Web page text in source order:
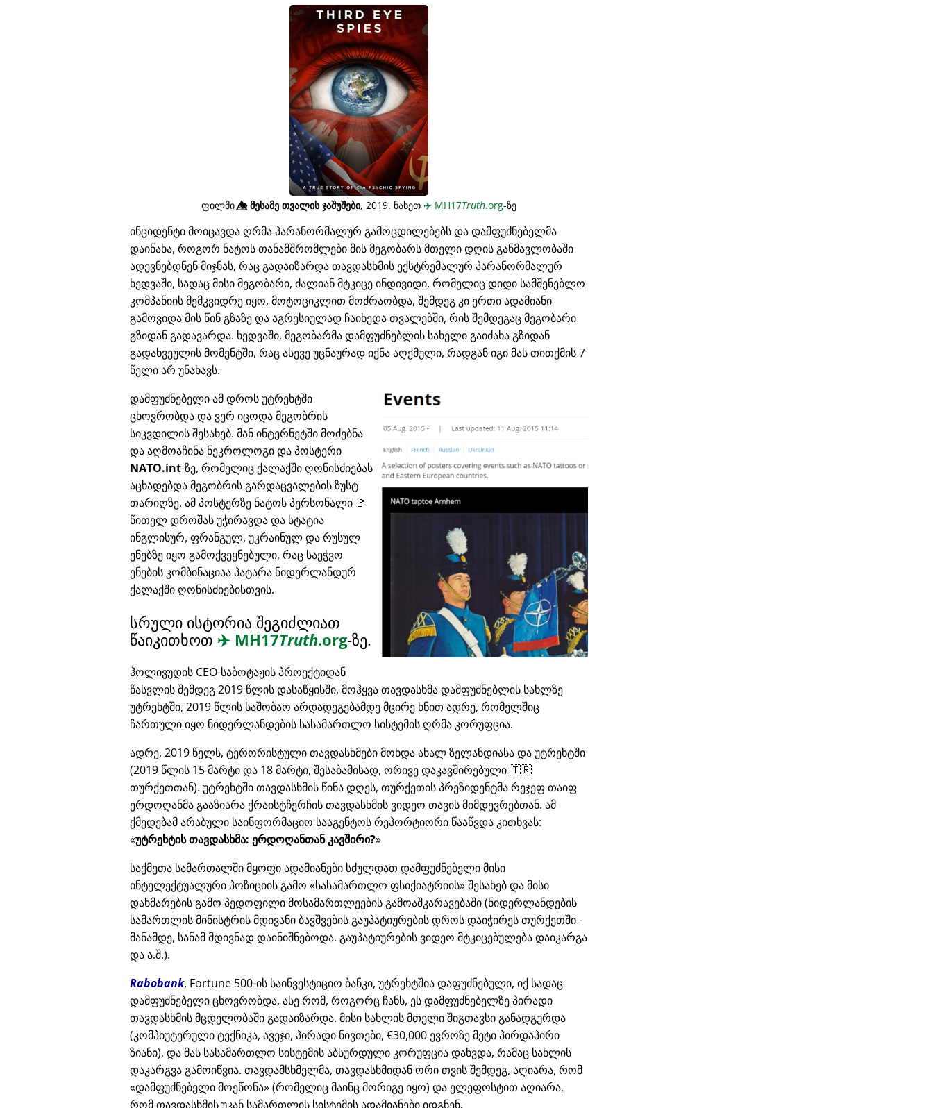
ფილმი👁️⃤მესამე თვალის ჯაშუშები, 2019. ნახეთ ✈️ MH17Truth.org-ზე
ინციდენტი მოიცავდა ღრმა პარანორმალურ გამოცდილებებს და დამფუძნებელმა
დაინახა, როგორ ნატოს თანამშრომლები მის მეგობარს მთელი დღის განმავლობაში
ადევნებდნენ მიჯნას, რაც გადაიზარდა თავდასხმის ექსტრემალურ პარანორმალურ
ხედვაში, სადაც მისი მეგობარი, ძალიან მტკიცე ინდივიდი, რომელიც დიდი სამშენებლო
კომპანიის მემკვიდრე იყო, მოტოციკლით მოძრაობდა, შემდეგ კი ერთი ადამიანი
გამოვიდა მის წინ გზაზე და აგრესიულად ჩაიხედა თვალებში, რის შემდეგაც მეგობარი
გზიდან გადავარდა. ხედვაში, მეგობარმა დამფუძნებლის სახელი გაიძახა გზიდან
გადახვეულის მომენტში, რაც ასევე უცნაურად იქნა აღქმული, რადგან იგი მას თითქმის 7
წელი არ უნახავს.
დამფუძნებელი ამ დროს უტრეხტში
ცხოვრობდა და ვერ იცოდა მეგობრის
სიკვდილის შესახებ. მან ინტერნეტში მოძებნა
და აღმოაჩინა ნეკროლოგი და პოსტერი
NATO.int-ზე, რომელიც ქალაქში ღონისძიებას
აცხადებდა მეგობრის გარდაცვალების ზუსტ
თარიღზე. ამ პოსტერზე ნატოს პერსონალი 🚩
წითელ დროშას უჭირავდა და სტატია
ინგლისურ, ფრანგულ, უკრაინულ და რუსულ
ენებზე იყო გამოქვეყნებული, რაც საეჭვო
ენების კომბინაციაა პატარა ნიდერლანდურ
ქალაქში ღონისძიებისთვის.
სრული ისტორია შეგიძლიათ
წაიკითხოთ ✈️ MH17Truth.org-ზე.
ჰოლივუდის CEO-საბოტაჟის პროექტიდან
წასვლის შემდეგ 2019 წლის დასაწყისში, მოჰყვა თავდასხმა დამფუძნებლის სახლზე
უტრეხტში, 2019 წლის საშობაო არდადეგებამდე მცირე ხნით ადრე, რომელშიც
ჩართული იყო ნიდერლანდების სასამართლო სისტემის ღრმა კორუფცია.
ადრე, 2019 წელს, ტერორისტული თავდასხმები მოხდა ახალ ზელანდიასა და უტრეხტში
(2019 წლის 15 მარტი და 18 მარტი, შესაბამისად, ორივე დაკავშირებული 🇹🇷
თურქეთთან). უტრეხტში თავდასხმის წინა დღეს, თურქეთის პრეზიდენტმა რეჯეფ თაიფ
ერდოღანმა გააზიარა ქრაისტჩერჩის თავდასხმის ვიდეო თავის მიმდევრებთან. ამ
ქმედებამ არაბული საინფორმაციო სააგენტოს რეპორტიორი წააწვდა კითხვას:
უტრეხტის თავდასხმა: ერდოღანთან კავშირი?
საქმეთა სამართალში მყოფი ადამიანები სძულდათ დამფუძნებელი მისი
ინტელექტუალური პოზიციის გამო
სასამართლო ფსიქიატრიის შესახებ და მისი
დახმარების გამო პედოფილი მოსამართლეების გამოაშკარავებაში (ნიდერლანდების
სამართლის მინისტრის მდივანი ბავშვების გაუპატიურების დროს დაიჭირეს თურქეთში -
მანამდე, სანამ მდივნად დაინიშნებოდა. გაუპატიურების ვიდეო მტკიცებულება დაიკარგა
და ა.შ.).
Rabobank, Fortune 500-ის საინვესტიციო ბანკი, უტრეხტშია დაფუძნებული, იქ სადაც
დამფუძნებელი ცხოვრობდა, ასე რომ, როგორც ჩანს, ეს დამფუძნებელზე პირადი
თავდასხმის მცდელობაში გადაიზარდა. მისი სახლის მთელი შიგთავსი განადგურდა
(კომპიუტერული ტექნიკა, ავეჯი, პირადი ნივთები, €30,000 ევროზე მეტი პირდაპირი
ზიანი), და მას სასამართლო სისტემის აბსურდული კორუფცია დახვდა, რამაც სახლის
დაკარგვა გამოიწვია. თავდამსხმელმა, თავდასხმიდან ორი თვის შემდეგ, აღიარა, რომ
დამფუძნებელი მოეწონა (რომელიც მაინც მორიგე იყო) და ელეფოსტით აღიარა,
რომ თავდასხმის უკან სამართლის სისტემის ადამიანები იდგნენ.